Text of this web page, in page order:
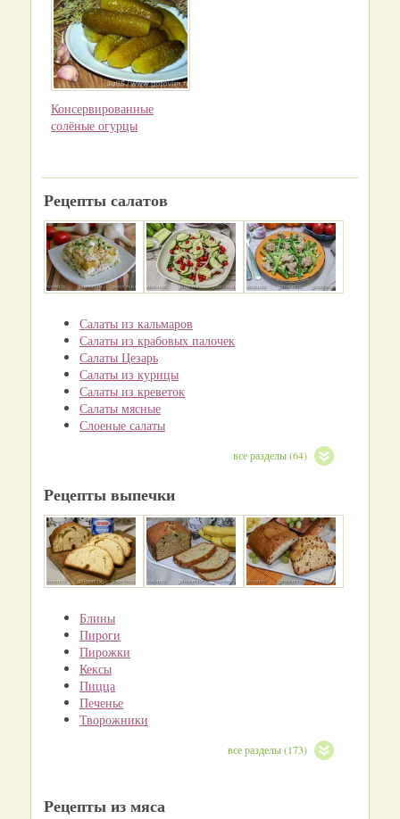
Консервированные
солёные огурцы
Рецепты салатов
Салаты из кальмаров
Салаты из крабовых палочек
Салаты Цезарь
Салаты из курицы
Салаты из креветок
Салаты мясные
Слоеные салаты
все разделы (64)
Рецепты выпечки
Блины
Пироги
Пирожки
Кексы
Пицца
Печенье
Творожники
все разделы (173)
Рецепты из мяса